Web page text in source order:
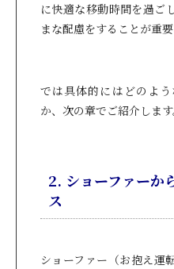
に快適な移動時間を過ご
まな配慮をすることが重要
では具体的にはどのよ
か、次の章でご紹介します
2. ショーファーか
ス
ショーファー（お抱え運